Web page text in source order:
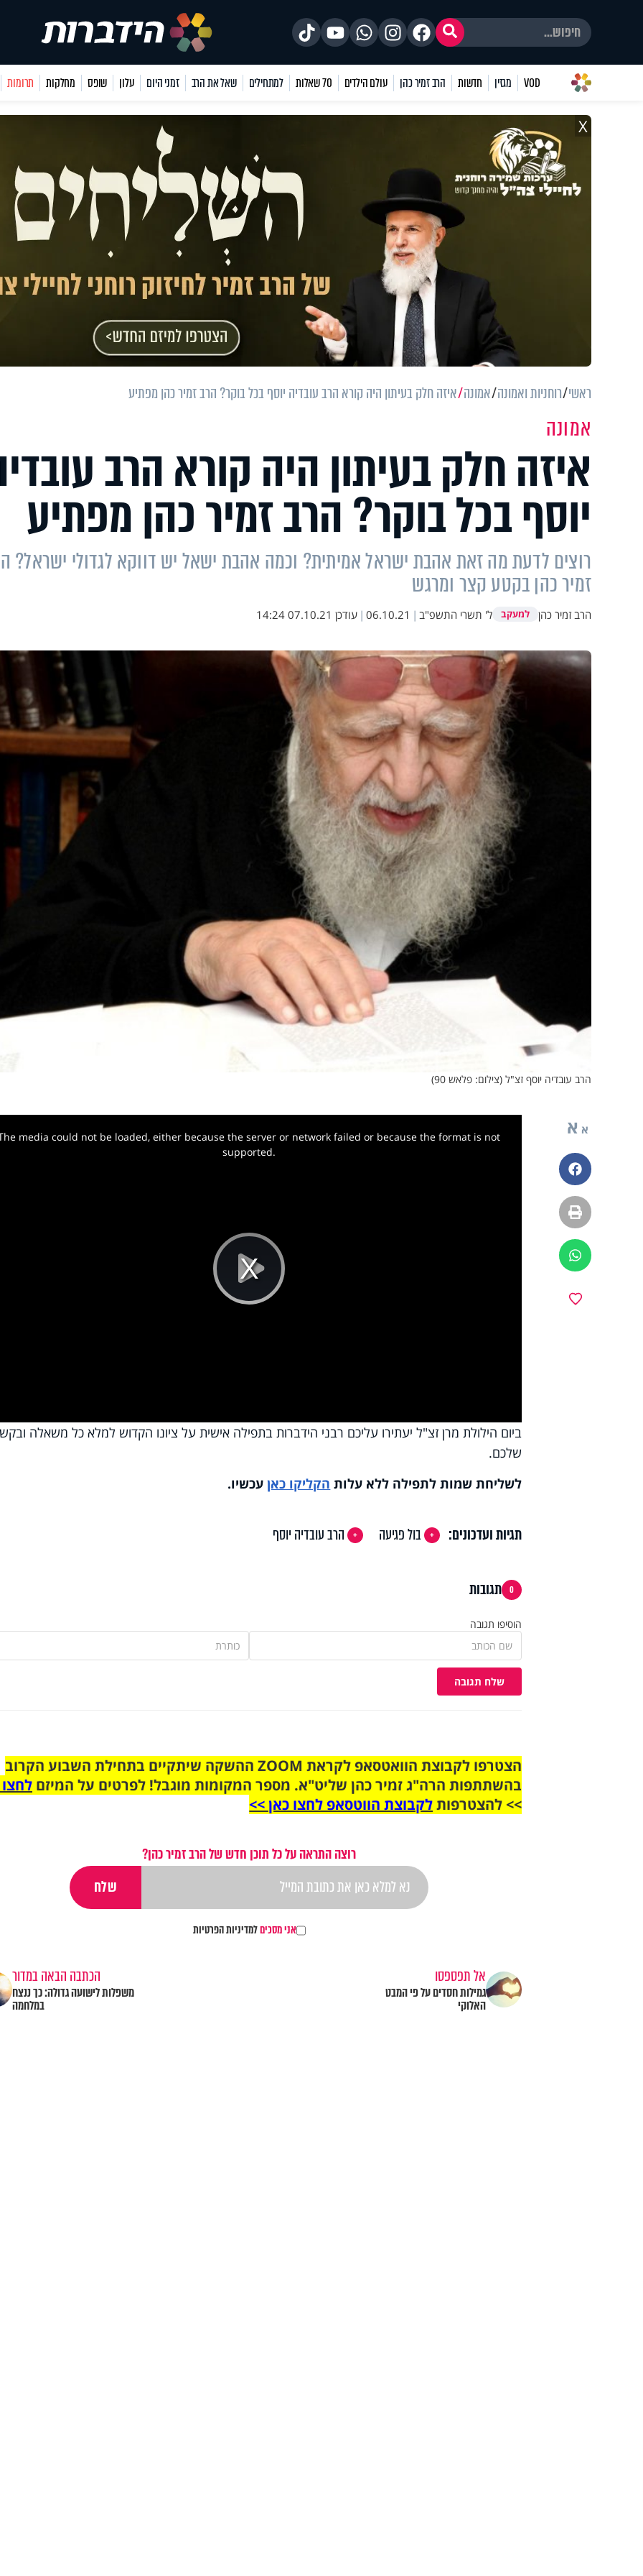
VOD מגזין חדשות הרב זמיר כהן עולם הילדים 70 שאלות למתחילים שאל את הרב זמני היום עלון שופס מחלקות תרומות
X
ראשי רוחניות ואמונה אמונה איזה חלק בעיתון היה קורא הרב עובדיה יוסף בכל בוקר? הרב זמיר כהן מפתיע
אמונה
איזה חלק בעיתון היה קורא הרב
יוסף בכל בוקר? הרב זמיר כהן מפתיע
רוצים לדעת מה זאת אהבת ישראל אמיתית? וכמה אהבת ישאל יש דווקא לגדולי ישראל?
זמיר כהן בקטע קצר ומרגש
הרב זמיר כהן למעקב ל' תשרי התשפ"ב |
06.10.21
| עודכן 07.10.21 14:24
הרב עובדיה יוסף זצ"ל (צילום: פלאש 90)
א א
פייסבוק
הדפסה
ווטסאפ
Play
media could not be loaded, either because the server or network failed or because the format is not
supported.
ביום הילולת מרן זצ"ל יעתירו עליכם רבני הידברות בתפילה אישית על ציונו הקדוש למלא כל משאלה
שלכם.
לשליחת שמות לתפילה ללא עלות הקליקו כאןעכשיו.
תגיות ועדכונים: בול פגיעה הרב עובדיה יוסף
0 תגובות
הוסיפו תגובה
שלח תגובה
הצטרפו לקבוצת הוואטסאפ לקראת ZOOM ההשקה שיתקיים בתחילת השבוע הקרוב
בהשתתפות הרה"ג זמיר כהן שליט"א. מספר המקומות מוגבל! לפרטים על המיזם
>> להצטרפותלקבוצת הווטסאפ לחצו כאן >>
רוצה התראה על כל תוכן חדש של הרב זמיר כהן?
אני מסכיםלמדיניות הפרטיות
אל תפספסו
גמילות חסדים על פי המבט
האלוקי
הכתבה הבאה במדור
משפלות לישועה גדולה: כך ננצח
במלחמה